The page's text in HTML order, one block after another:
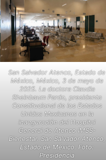
San Salvador Atenco, Estado de
México, México, 3 de mayo de
2025. La doctora Claudia
Sheinbaum Pardo, presidenta
Constitucional de los Estados
Unidos Mexicanos en la
inauguración del Hospital
General de Atenco IMSS-
Bienestar. San Salvador Atenco,
Estado de México. Foto:
Presidencia